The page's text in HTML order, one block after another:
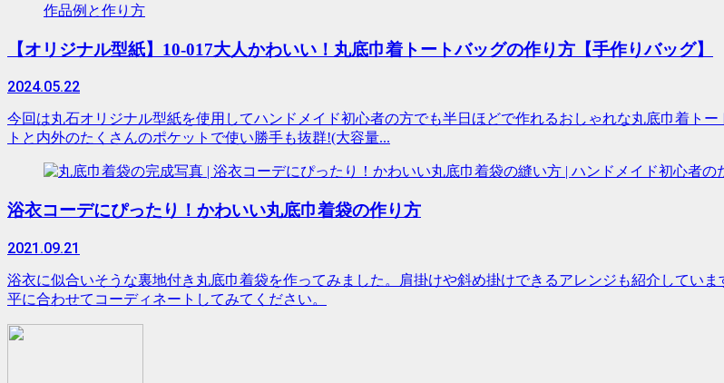
作品例と作り方
【オリジナル型紙】10-017大人かわいい！丸底巾着トートバッグの作り方【手作りバッグ】
2024.05.22
今回は丸石オリジナル型紙を使用してハンドメイド初心者の方でも半日ほどで作れるおしゃれな丸底巾着ト
トと内外のたくさんのポケットで使い勝手も抜群!(大容量...
浴衣コーデにぴったり！かわいい丸底巾着袋の作り方
2021.09.21
浴衣に似合いそうな裏地付き丸底巾着袋を作ってみました。肩掛けや斜め掛けできるアレンジも紹介してい
平に合わせてコーディネートしてみてください。